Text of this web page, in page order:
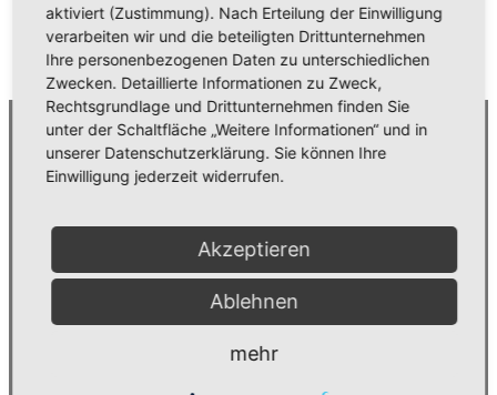
aktiviert (Zustimmung). Nach Erteilung der Einwilligung
verarbeiten wir und die beteiligten Drittunternehmen
Ihre personenbezogenen Daten zu unterschiedlichen
Zwecken. Detaillierte Informationen zu Zweck,
Rechtsgrundlage und Drittunternehmen finden Sie
unter der Schaltfläche „Weitere Informationen“ und in
unserer Datenschutzerklärung. Sie können Ihre
Einwilligung jederzeit widerrufen.
Akzeptieren
Ablehnen
mehr